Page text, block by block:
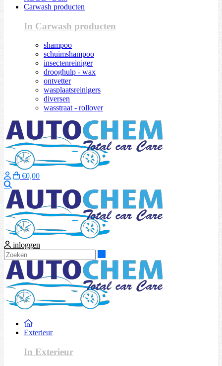
Carwash producten
In Carwash producten
shampoo
schuimshampoo
insectenreiniger
drooghulp - wax
ontvetter
wasplaatsreinigers
diversen
wasstraat - rollover
€0,00
inloggen
Exterieur
In Exterieur